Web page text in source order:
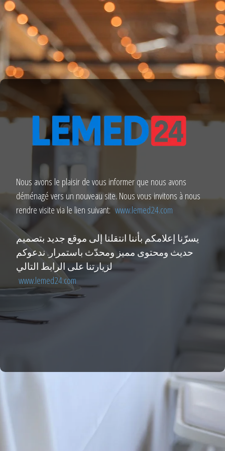
Nous avons le plaisir de vous informer que nous avons
déménagé vers un nouveau site. Nous vous invitons à nous
rendre visite via le lien suivant:www.lemed24.com
يسرّنا إعلامكم بأننا انتقلنا إلى موقع جديد بتصميم
حديث ومحتوى مميز ومحدّث باستمرار. ندعوكم
لزيارتنا على الرابط التالي
www.lemed24.com